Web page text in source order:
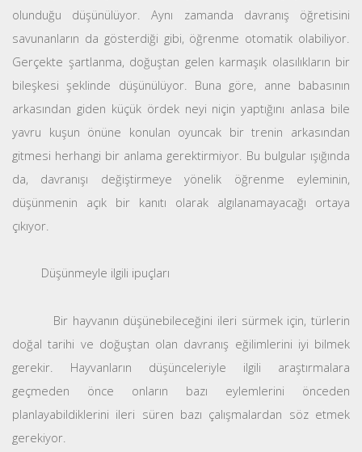
olunduğu düşünülüyor. Aynı zamanda davranış öğretisini
savunanların da gösterdiği gibi, öğrenme otomatik olabiliyor.
Gerçekte şartlanma, doğuştan gelen karmaşık olasılıkların bir
bileşkesi şeklinde düşünülüyor. Buna göre, anne babasının
arkasından giden küçük ördek neyi niçin yaptığını anlasa bile
yavru kuşun önüne konulan oyuncak bir trenin arkasından
gitmesi herhangi bir anlama gerektirmiyor. Bu bulgular ışığında
da, davranışı değiştirmeye yönelik öğrenme eyleminin,
düşünmenin açık bir kanıtı olarak algılanamayacağı ortaya
çıkıyor.
Düşünmeyle ilgili ipuçları
Bir hayvanın düşünebileceğini ileri sürmek için, türlerin
doğal tarihi ve doğuştan olan davranış eğilimlerini iyi bilmek
gerekir. Hayvanların düşünceleriyle ilgili araştırmalara
geçmeden önce onların bazı eylemlerini önceden
planlayabildiklerini ileri süren bazı çalışmalardan söz etmek
gerekiyor.